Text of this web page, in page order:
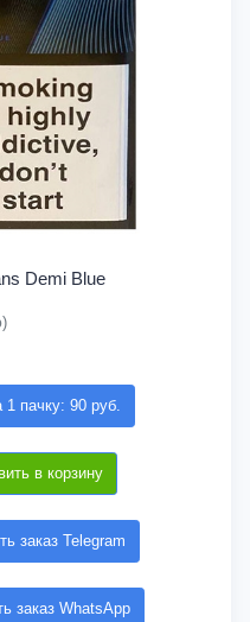
Demi Blue
1 пачку: 90 руб.
в корзину
заказ Telegram
заказ WhatsApp